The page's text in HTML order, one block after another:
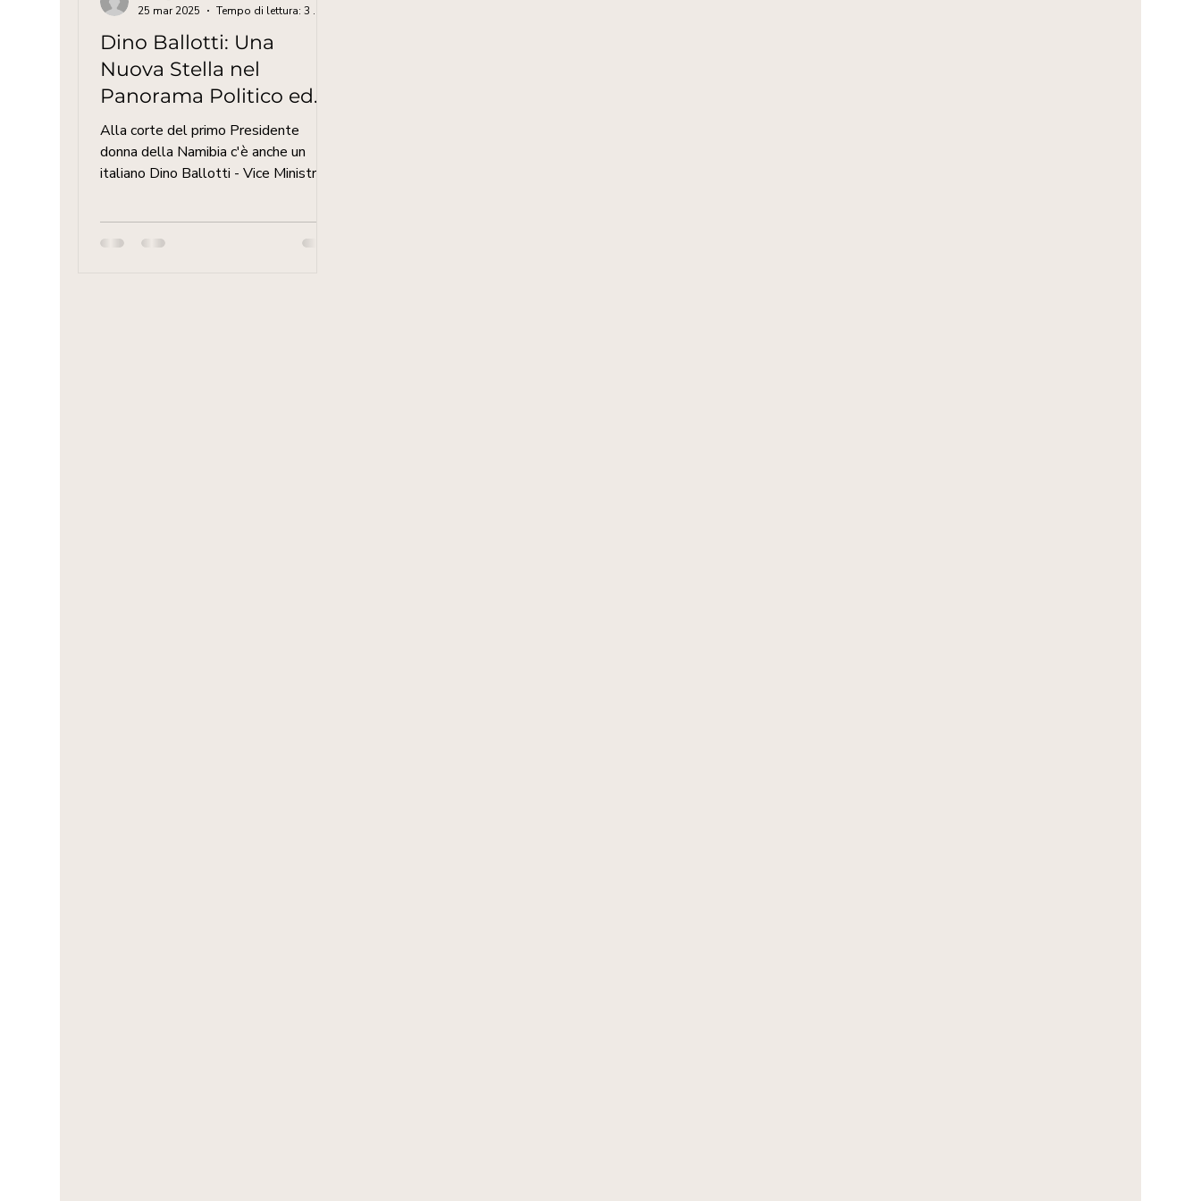
Dino Ballotti: Una
Nuova Stella nel
Panorama Politico ed
Economico della
Namibia
Alla corte del primo Presidente
donna della Namibia c'è anche un
italiano Dino Ballotti - Vice Ministro -
25 mar 2025
Tempo di lettura: 3 min